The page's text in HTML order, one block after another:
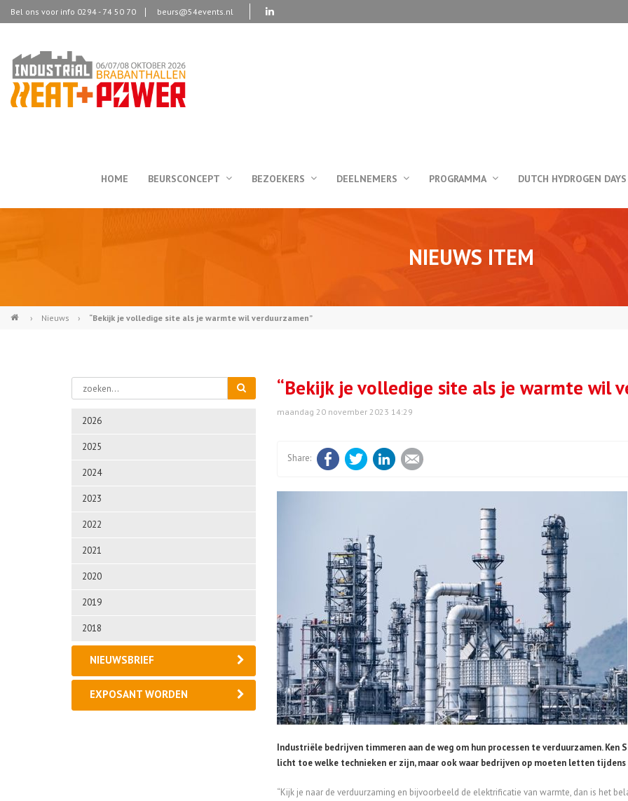
Bel ons voor info 0294 - 74 50 70 beurs@54events.nl
HOME BEURSCONCEPT BEZOEKERS DEELNEMERS PROGRAMMA DUTCH HYDROGEN DAYS
NIEUWS ITEM
› Nieuws › “Bekijk je volledige site als je warmte wil verduurzamen”
2026
2025
2024
2023
2022
2021
2020
2019
2018
NIEUWSBRIEF
EXPOSANT WORDEN
“Bekijk je volledige site als je warmte wil
maandag 20 november 2023 14:29
FacebookTwitterLinkedInE-mail
Industriële bedrijven timmeren aan de weg om hun processen te verduurzamen.
licht toe welke technieken er zijn, maar ook waar bedrijven op moeten letten
“Kijk je naar de verduurzaming en bijvoorbeeld de elektrificatie van warmte, dan is het